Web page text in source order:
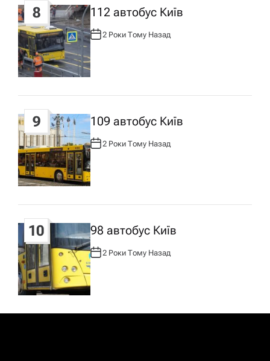
8 112 автобус Київ
А
В
О
Р
:
2 Роки Тому Назад
9 109 автобус Київ
А
В
Т
О
Р
:
2 Роки Тому Назад
10 98 автобус Київ
А
В
Т
Р
:
2 Роки Тому Назад